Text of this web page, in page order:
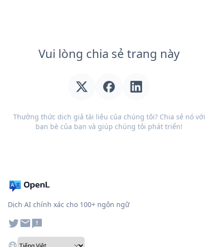
Vui lòng chia sẻ trang này
Thưởng thức dịch giả tài liệu của chúng tôi? Chia sẻ nó với
bạn bè của bạn và giúp chúng tôi phát triển!
Dịch AI chính xác cho 100+ ngôn ngữ